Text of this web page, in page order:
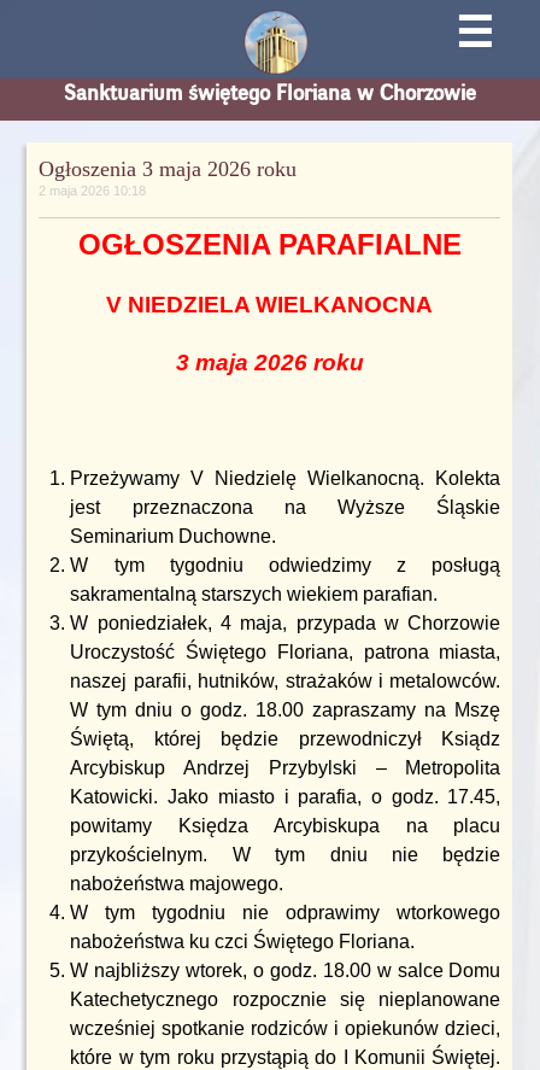
☰
Sanktuarium świętego Floriana w Chorzowie
Ogłoszenia 3 maja 2026 roku
2 maja 2026 10:18
OGŁOSZENIA PARAFIALNE
V NIEDZIELA WIELKANOCNA
3 maja 2026 roku
Przeżywamy V Niedzielę Wielkanocną. Kolekta
jest przeznaczona na Wyższe Śląskie
Seminarium Duchowne.
W tym tygodniu odwiedzimy z posługą
sakramentalną starszych wiekiem parafian.
W poniedziałek, 4 maja, przypada w Chorzowie
Uroczystość Świętego Floriana, patrona miasta,
naszej parafii, hutników, strażaków i metalowców.
W tym dniu o godz. 18.00 zapraszamy na Mszę
Świętą, której będzie przewodniczył Ksiądz
Arcybiskup Andrzej Przybylski – Metropolita
Katowicki. Jako miasto i parafia, o godz. 17.45,
powitamy Księdza Arcybiskupa na placu
przykościelnym. W tym dniu nie będzie
nabożeństwa majowego.
W tym tygodniu nie odprawimy wtorkowego
nabożeństwa ku czci Świętego Floriana.
W najbliższy wtorek, o godz. 18.00 w salce Domu
Katechetycznego rozpocznie się nieplanowane
wcześniej spotkanie rodziców i opiekunów dzieci,
które w tym roku przystąpią do I Komunii Świętej.